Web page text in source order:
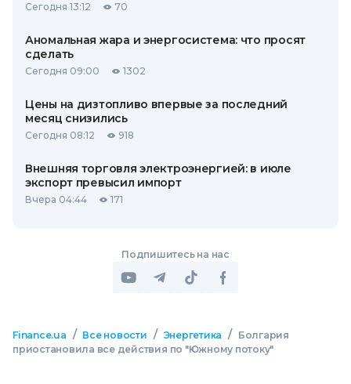
Сегодня 13:12 70
Аномальная жара и энергосистема: что просят
сделать
Сегодня 09:00 1302
Цены на дизтопливо впервые за последний
месяц снизились
Сегодня 08:12 918
Внешняя торговля электроэнергией: в июле
экспорт превысил импорт
Вчера 04:44 171
Подпишитесь на нас
Finance.ua / Все новости / Энергетика /
Болгария
приостановила все действия по "Южному потоку"